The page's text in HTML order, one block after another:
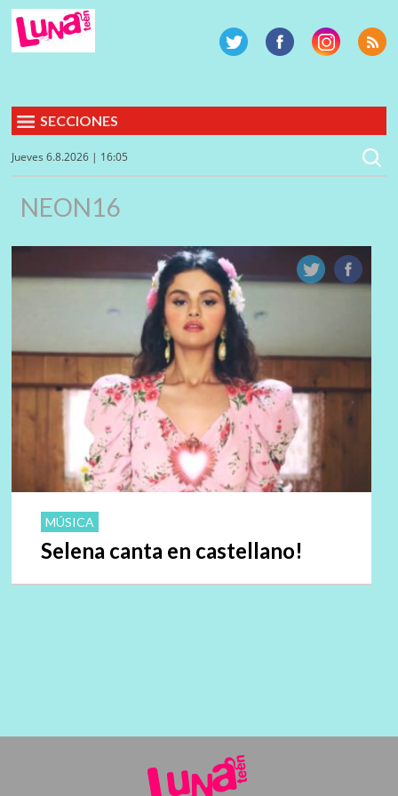
SECCIONES
Jueves 6.8.2026 | 16:05
NEON16
MÚSICA
Selena canta en castellano!